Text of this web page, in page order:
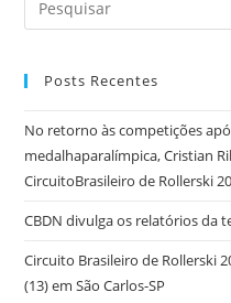
Posts Recentes
No retorno às competições
medalhaparalímpica, Cristian
CircuitoBrasileiro de Rollerski
CBDN divulga os relatórios da
Circuito Brasileiro de Rollerski
(13) em São Carlos-SP